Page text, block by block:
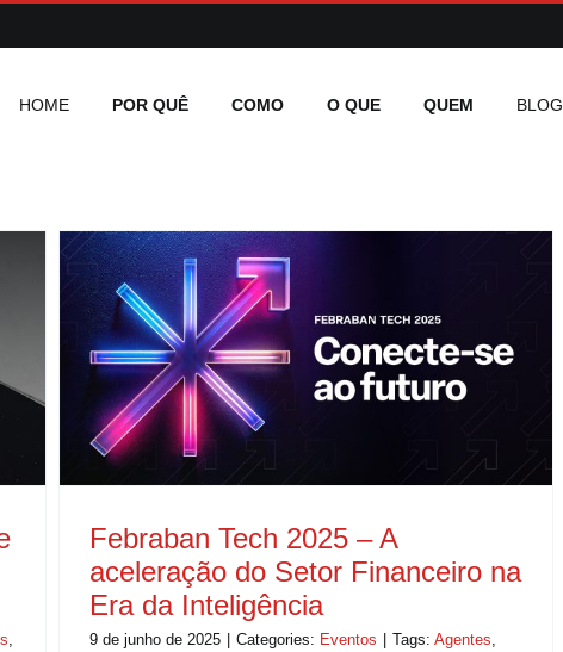
HOME POR QUÊ COMO O QUE QUEM BLOG
,
Febraban Tech 2025 – A
aceleração do Setor Financeiro na
Era da Inteligência
9 de junho de 2025 Categories: Eventos Tags: Agentes,